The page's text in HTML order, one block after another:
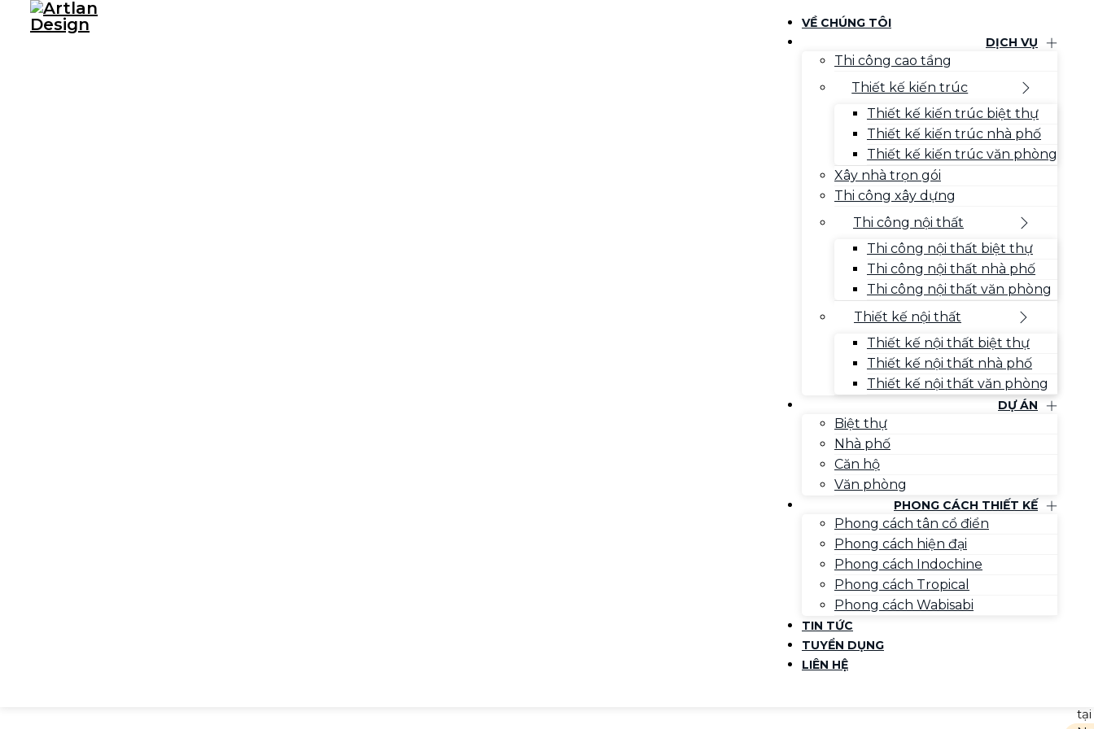
VỀ CHÚNG TÔI
DỊCH VỤ
Thi công cao tầng
Thiết kế kiến trúc
Thiết kế kiến trúc biệt thự
Thiết kế kiến trúc nhà phố
Thiết kế kiến trúc văn phòng
Xây nhà trọn gói
Thi công xây dựng
Thi công nội thất
Thi công nội thất biệt thự
Thi công nội thất nhà phố
Thi công nội thất văn phòng
Thiết kế nội thất
Thiết kế nội thất biệt thự
Thiết kế nội thất nhà phố
Thiết kế nội thất văn phòng
DỰ ÁN
Biệt thự
Nhà phố
Căn hộ
Văn phòng
PHONG CÁCH THIẾT KẾ
Phong cách tân cổ điển
Phong cách hiện đại
Phong cách Indochine
Phong cách Tropical
Phong cách Wabisabi
TIN TỨC
TUYỂN DỤNG
LIÊN HỆ